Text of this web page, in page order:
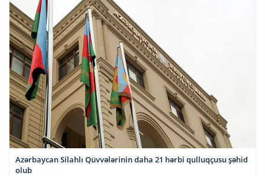
Azərbaycan Silahlı Qüvvələrinin daha 21 hərbi qulluqçusu şəhid
olub